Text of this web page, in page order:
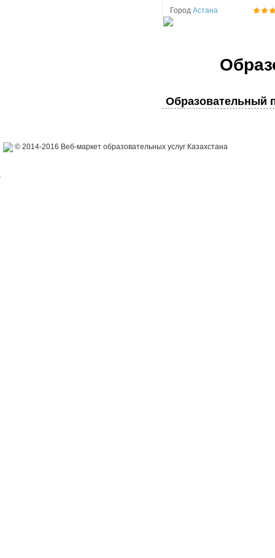
Город Астана
Образовательный
© 2014-2016 Веб-маркет образовательных услуг Казахстана